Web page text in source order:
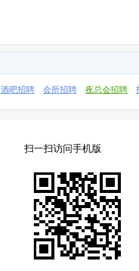
酒吧招聘 会所招聘 夜总会招聘
扫一扫访问手机版